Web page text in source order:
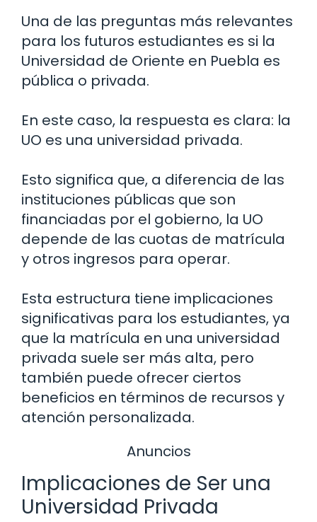
Una de las preguntas más relevantes
para los futuros estudiantes es si la
Universidad de Oriente en Puebla es
pública o privada.
En este caso, la respuesta es clara: la
UO es una universidad privada.
Esto significa que, a diferencia de las
instituciones públicas que son
financiadas por el gobierno, la UO
depende de las cuotas de matrícula
y otros ingresos para operar.
Esta estructura tiene implicaciones
significativas para los estudiantes, ya
que la matrícula en una universidad
privada suele ser más alta, pero
también puede ofrecer ciertos
beneficios en términos de recursos y
atención personalizada.
Anuncios
Implicaciones de Ser una
Universidad Privada